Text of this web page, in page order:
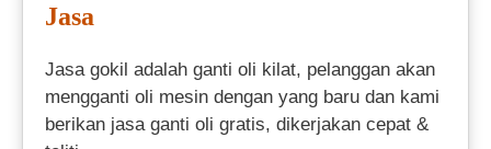
Jasa
Jasa gokil adalah ganti oli kilat, pelanggan akan
mengganti oli mesin dengan yang baru dan kami
berikan jasa ganti oli gratis, dikerjakan cepat &